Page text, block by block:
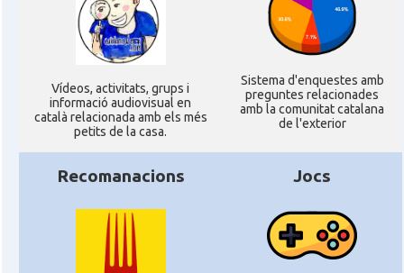
Ví­deos, activitats, grups i
informació audiovisual en
català relacionada amb els més
petits de la casa.
Sistema d'enquestes amb
preguntes relacionades
amb la comunitat catalana
de l'exterior
Recomanacions Jocs